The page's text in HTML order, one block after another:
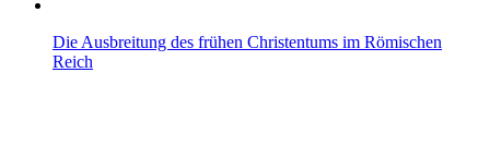
Die Ausbreitung des frühen Christentums im Römischen
Reich